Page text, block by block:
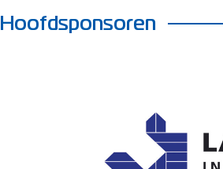
Hoofdsponsoren